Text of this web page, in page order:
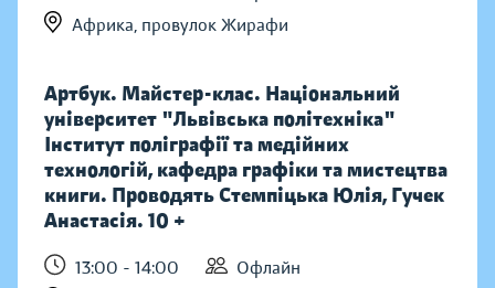
Африка, провулок Жирафи
Артбук. Майстер-клас. Національний
університет "Львівська політехніка"
Інститут поліграфії та медійних
технологій, кафедра графіки та мистецтва
книги. Проводять Стемпіцька Юлія, Гучек
Анастасія. 10 +
13:00 - 14:00
Офлайн